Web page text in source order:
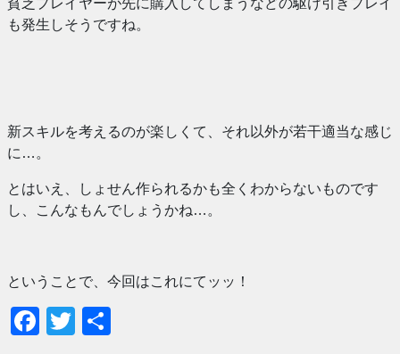
貧乏プレイヤーが先に購入してしまうなどの駆け引きプレイ
も発生しそうですね。
新スキルを考えるのが楽しくて、それ以外が若干適当な感じ
に…。
とはいえ、しょせん作られるかも全くわからないものです
し、こんなもんでしょうかね…。
ということで、今回はこれにてッッ！
Facebook
Twitter